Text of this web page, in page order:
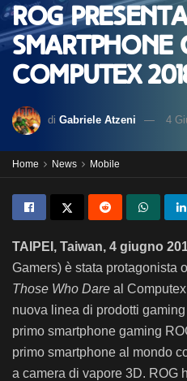
ROG
smartphone
Computex
di Gabriele Atzeni 4
Home News Mobile
TAIPEI, Taiwan, 4 giugno
Gamers) è stata protagonista
Those Who Dare al
nuova linea di prodotti
primo smartphone gaming
primo smartphone al mondo
a camera di vapore 3D. ROG